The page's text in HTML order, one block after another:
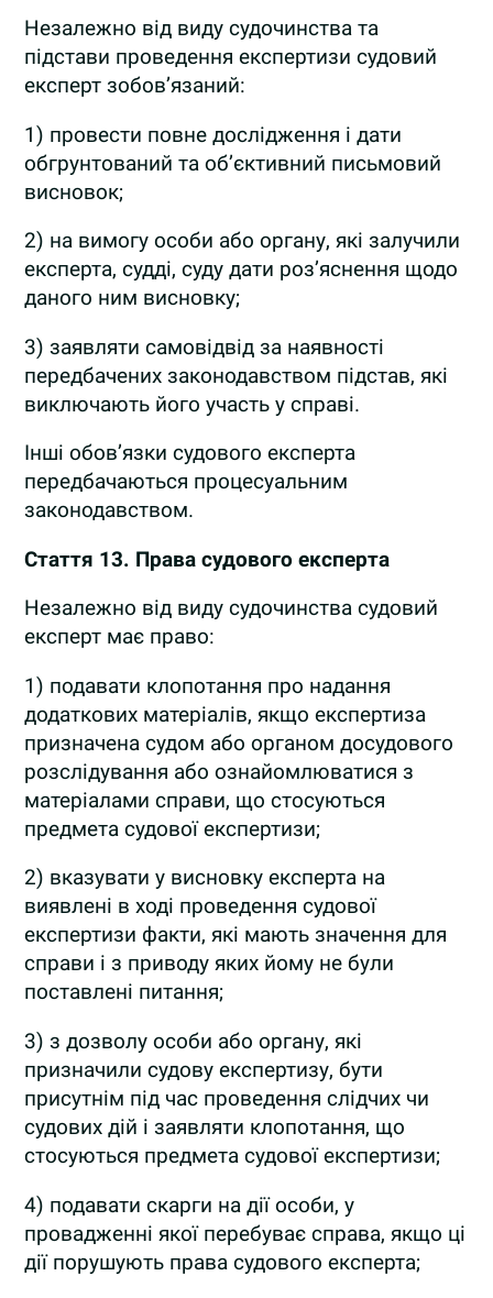
Незалежно від виду судочинства та
підстави проведення експертизи судовий
експерт зобов’язаний:
1) провести повне дослідження і дати
обгрунтований та об’єктивний письмовий
висновок;
2) на вимогу особи або органу, які залучили
експерта, судді, суду дати роз’яснення щодо
даного ним висновку;
3) заявляти самовідвід за наявності
передбачених законодавством підстав, які
виключають його участь у справі.
Інші обов’язки судового експерта
передбачаються процесуальним
законодавством.
Стаття 13. Права судового експерта
Незалежно від виду судочинства судовий
експерт має право:
1) подавати клопотання про надання
додаткових матеріалів, якщо експертиза
призначена судом або органом досудового
розслідування або ознайомлюватися з
матеріалами справи, що стосуються
предмета судової експертизи;
2) вказувати у висновку експерта на
виявлені в ході проведення судової
експертизи факти, які мають значення для
справи і з приводу яких йому не були
поставлені питання;
3) з дозволу особи або органу, які
призначили судову експертизу, бути
присутнім під час проведення слідчих чи
судових дій і заявляти клопотання, що
стосуються предмета судової експертизи;
4) подавати скарги на дії особи, у
провадженні якої перебуває справа, якщо ці
дії порушують права судового експерта;